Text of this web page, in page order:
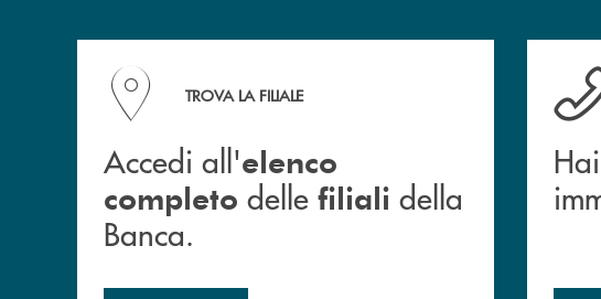
Accedi all' elenco completo delle filiali della Banca.
TROVA LA FILIALE
Accedi all'elenco
completo delle filiali della
Banca.
Hai